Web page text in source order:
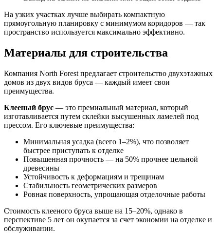
На узких участках лучше выбирать компактную
прямоугольную планировку с минимумом коридоров — так
пространство используется максимально эффективно.
Материалы для строительства
Компания North Forest предлагает строительство двухэтажных
домов из двух видов бруса — каждый имеет свои
преимущества.
Клееный брус — это премиальный материал, который
изготавливается путем склейки высушенных ламелей под
прессом. Его ключевые преимущества:
Минимальная усадка (всего 1–2%), что позволяет
быстрее приступать к отделке
Повышенная прочность — на 50% прочнее цельной
древесины
Устойчивость к деформациям и трещинам
Стабильность геометрических размеров
Ровная поверхность, упрощающая отделочные работы
Стоимость клееного бруса выше на 15–20%, однако в
перспективе 5 лет он окупается за счет экономии на отделке и
обслуживании.